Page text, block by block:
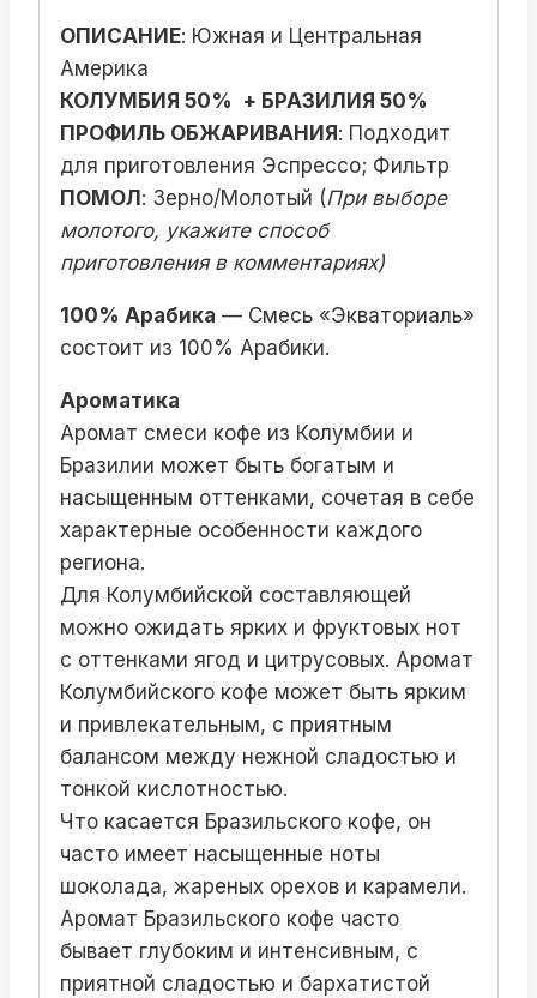
ОПИСАНИЕ: Южная и Центральная
Америка
КОЛУМБИЯ 50% + БРАЗИЛИЯ 50%
ПРОФИЛЬ ОБЖАРИВАНИЯ: Подходит
для приготовления Эспрессо; Фильтр
ПОМОЛ: Зерно/Молотый (При выборе
молотого, укажите способ
приготовления в комментариях)
100% Арабика — Смесь «Экваториаль»
состоит из 100% Арабики.
Ароматика
Аромат смеси кофе из Колумбии и
Бразилии может быть богатым и
насыщенным оттенками, сочетая в себе
характерные особенности каждого
региона.
Для Колумбийской составляющей
можно ожидать ярких и фруктовых нот
с оттенками ягод и цитрусовых. Аромат
Колумбийского кофе может быть ярким
и привлекательным, с приятным
балансом между нежной сладостью и
тонкой кислотностью.
Что касается Бразильского кофе, он
часто имеет насыщенные ноты
шоколада, жареных орехов и карамели.
Аромат Бразильского кофе часто
бывает глубоким и интенсивным, с
приятной сладостью и бархатистой